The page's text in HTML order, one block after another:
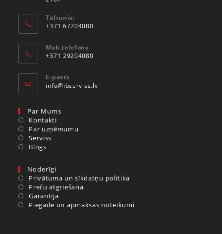
Tālrunis:
+371 67204080
Mob.telefons
+371 29204080
E-pasts
info@ibserviss.lv
Par Mums
Kontakti
Par uzņēmumu
Serviss
Blogs
Noderīgi
Privātuma un sīkdatņu politika
Preču atgriešana
Garantija
Piegāde un apmaksas noteikumi